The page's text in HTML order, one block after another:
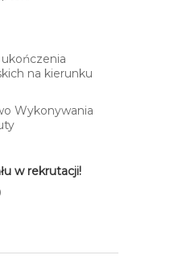
na kierunku
Wykonywania
w rekrutacji!